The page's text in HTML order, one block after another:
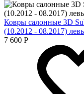
Ковры салонные 3D
(10.2012 - 08.2017)
7 600 Р